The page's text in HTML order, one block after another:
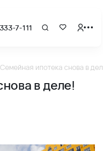
7-111
Семейная ипотека снова в
в деле!